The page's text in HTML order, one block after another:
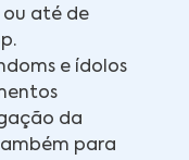
ou até de
e ídolos
da
para